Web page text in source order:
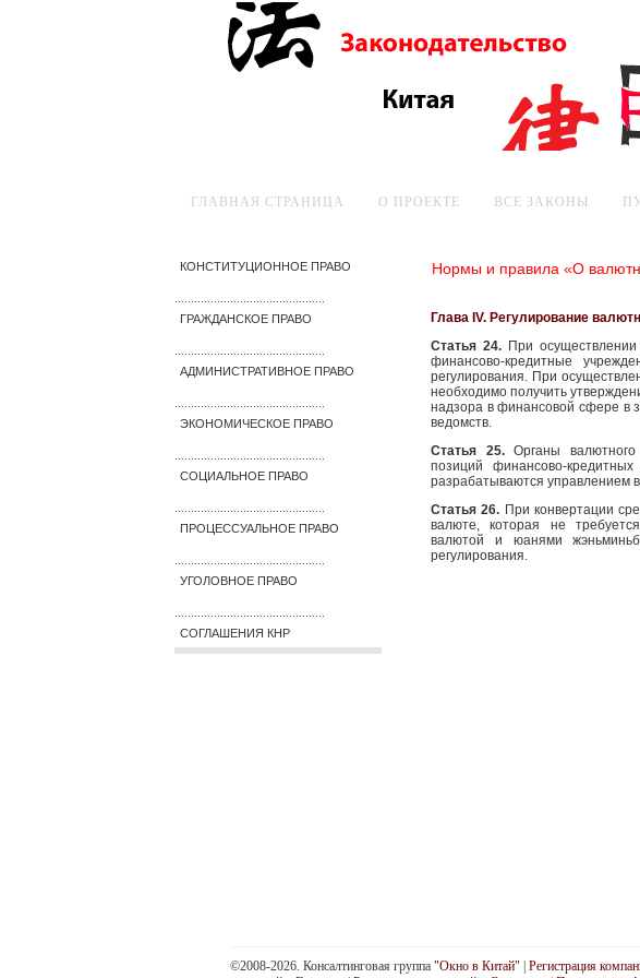
ГЛАВНАЯ СТРАНИЦА О ПРОЕКТЕ ВСЕ ЗАКОНЫ
КОНСТИТУЦИОННОЕ ПРАВО
ГРАЖДАНСКОЕ ПРАВО
АДМИНИСТРАТИВНОЕ ПРАВО
ЭКОНОМИЧЕСКОЕ ПРАВО
СОЦИАЛЬНОЕ ПРАВО
ПРОЦЕССУАЛЬНОЕ ПРАВО
УГОЛОВНОЕ ПРАВО
СОГЛАШЕНИЯ КНР
Нормы и правила «О
Глава IV. Регулирование
Статья 24. При
финансово-кредитные
регулирования. При
необходимо получить
надзора в финансовой сфере в
ведомств.
Статья 25.Органы валютного
позиций финансово-
разрабатываются управлением
Статья 26. При конвертации
валюте, которая не
валютой и юанями
регулирования.
©2008-2026. Консалтинговая группа"Окно в Китай" |Регистрация